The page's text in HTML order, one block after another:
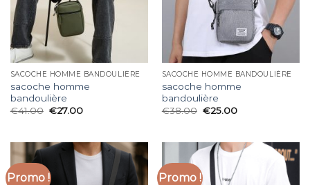
SACOCHE HOMME BANDOULIÈRE
sacoche homme
bandoulière
€41.00 €27.00
SACOCHE HOMME BANDOULIÈRE
sacoche homme
bandoulière
€38.00 €25.00
Promo ! Promo !